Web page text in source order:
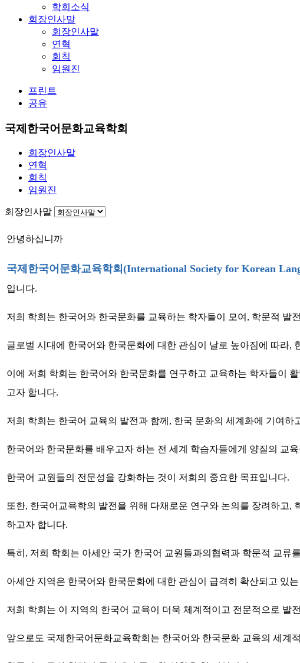
학회소식
회장인사말
회장인사말
연혁
회칙
임원진
프린트
공유
국제한국어문화교육학회
회장인사말
연혁
회칙
임원진
회장인사말
안녕하십니까
국제한국어문화교육학회(International Society for Korean
입니다.
저희 학회는 한국어와 한국문화를 교육하는 학자들이 모여, 학문적 발
글로벌 시대에 한국어와 한국문화에 대한 관심이 날로 높아짐에 따라,
이에 저희 학회는 한국어와 한국문화를 연구하고 교육하는 학자들이
고자 합니다.
저희 학회는 한국어 교육의 발전과 함께, 한국 문화의 세계화에 기여하
한국어와 한국문화를 배우고자 하는 전 세계 학습자들에게 양질의 교
한국어 교원들의 전문성을 강화하는 것이 저희의 중요한 목표입니다.
또한, 한국어교육학의 발전을 위해 다채로운 연구와 논의를 장려하고,
하고자 합니다.
특히, 저희 학회는 아세안 국가 한국어 교원들과의협력과 학문적 교류
아세안 지역은 한국어와 한국문화에 대한 관심이 급격히 확산되고 있
저희 학회는 이 지역의 한국어 교육이 더욱 체계적이고 전문적으로 발
앞으로도 국제한국어문화교육학회는 한국어와 한국문화 교육의 세계